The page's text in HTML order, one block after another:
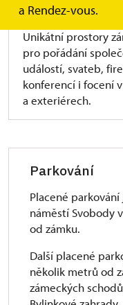
a Rendez-vous.
Unikátní prostory
pro pořádání
událostí, svateb,
konferencí i focení
a exteriérech.
Parkování
Placené
náměstí Svobody
od zámku.
Další placené
několik metrů od
zámeckých